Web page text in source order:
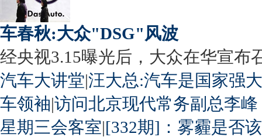
车春秋:大众"DSG"风波
经央视3.15曝光后，大众在华宣布
汽车大讲堂|汪大总:汽车是国家强
车领袖|访问北京现代常务副总李峰
星期三会客室|[332期]：雾霾是否